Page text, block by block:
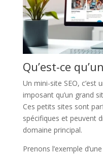
Qu’est-ce
Un mini-site SEO, c’est
imposant qu’un grand
Ces petits sites sont
spécifiques et peuvent
domaine principal.
Prenons l’exemple